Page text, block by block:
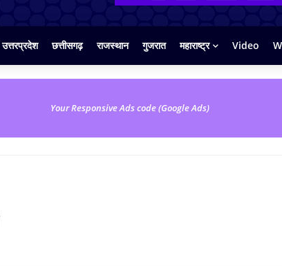
उत्तरप्रदेश छत्तीसगढ़ राजस्थान गुजरात महाराष्ट्र Video
Your Responsive Ads code (Google Ads)